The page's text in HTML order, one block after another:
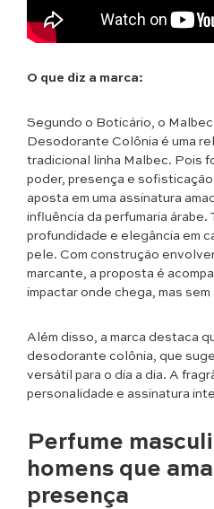
O que diz a marca:
Segundo o Boticário, o
Desodorante Colônia é uma
tradicional linha Malbec. Pois
poder, presença e
aposta em uma assinatura
influência da perfumaria árabe.
profundidade e elegância em
pele. Com construção
marcante, a proposta é
impactar onde chega, mas
Além disso, a marca destaca
desodorante colônia, que
versátil para o dia a dia. A
personalidade e assinatura
Perfume
homens que
presença